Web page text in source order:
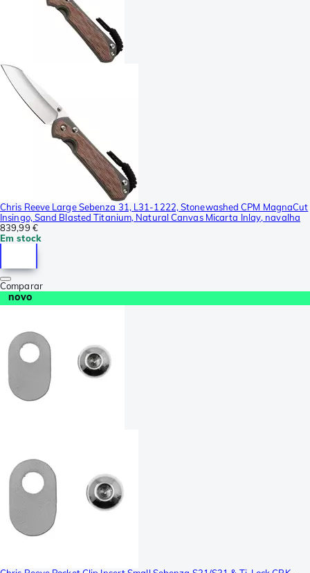
Chris Reeve Large Sebenza 31, L31-1222, Stonewashed CPM MagnaCut
Insingo, Sand Blasted Titanium, Natural Canvas Micarta Inlay, navalha
839,99 €
Em stock
Comparar
novo